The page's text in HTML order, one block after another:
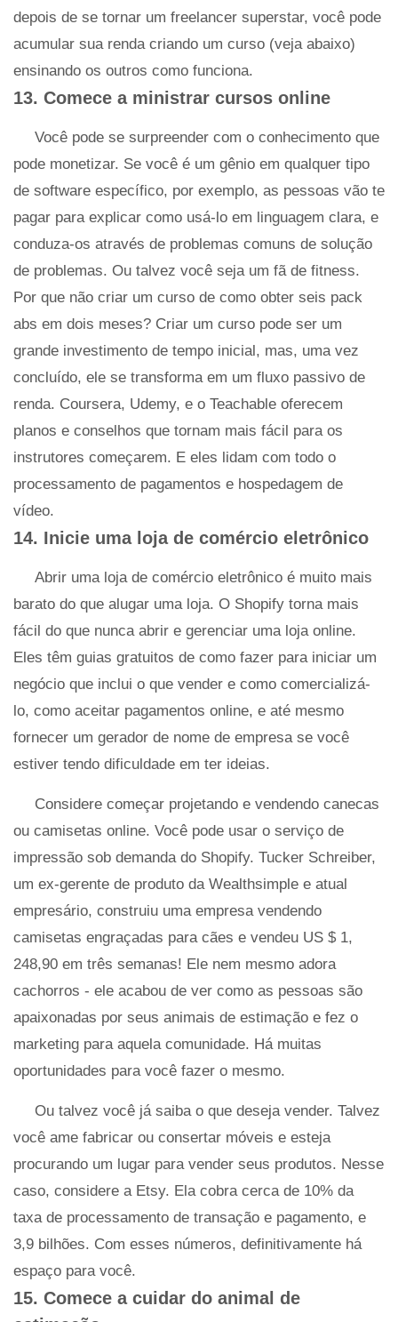
depois de se tornar um freelancer superstar, você pode
acumular sua renda criando um curso (veja abaixo)
ensinando os outros como funciona.
13. Comece a ministrar cursos online
Você pode se surpreender com o conhecimento que
pode monetizar. Se você é um gênio em qualquer tipo
de software específico, por exemplo, as pessoas vão te
pagar para explicar como usá-lo em linguagem clara, e
conduza-os através de problemas comuns de solução
de problemas. Ou talvez você seja um fã de fitness.
Por que não criar um curso de como obter seis pack
abs em dois meses? Criar um curso pode ser um
grande investimento de tempo inicial, mas, uma vez
concluído, ele se transforma em um fluxo passivo de
renda. Coursera, Udemy, e o Teachable oferecem
planos e conselhos que tornam mais fácil para os
instrutores começarem. E eles lidam com todo o
processamento de pagamentos e hospedagem de
vídeo.
14. Inicie uma loja de comércio eletrônico
Abrir uma loja de comércio eletrônico é muito mais
barato do que alugar uma loja. O Shopify torna mais
fácil do que nunca abrir e gerenciar uma loja online.
Eles têm guias gratuitos de como fazer para iniciar um
negócio que inclui o que vender e como comercializá-
lo, como aceitar pagamentos online, e até mesmo
fornecer um gerador de nome de empresa se você
estiver tendo dificuldade em ter ideias.
Considere começar projetando e vendendo canecas
ou camisetas online. Você pode usar o serviço de
impressão sob demanda do Shopify. Tucker Schreiber,
um ex-gerente de produto da Wealthsimple e atual
empresário, construiu uma empresa vendendo
camisetas engraçadas para cães e vendeu US $ 1,
248,90 em três semanas! Ele nem mesmo adora
cachorros - ele acabou de ver como as pessoas são
apaixonadas por seus animais de estimação e fez o
marketing para aquela comunidade. Há muitas
oportunidades para você fazer o mesmo.
Ou talvez você já saiba o que deseja vender. Talvez
você ame fabricar ou consertar móveis e esteja
procurando um lugar para vender seus produtos. Nesse
caso, considere a Etsy. Ela cobra cerca de 10% da
taxa de processamento de transação e pagamento, e
3,9 bilhões. Com esses números, definitivamente há
espaço para você.
15. Comece a cuidar do animal de